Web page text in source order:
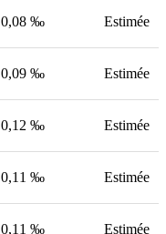
0,08 ‰ Estimée
0,09 ‰ Estimée
0,12 ‰ Estimée
0,11 ‰ Estimée
0,11 ‰ Estimée